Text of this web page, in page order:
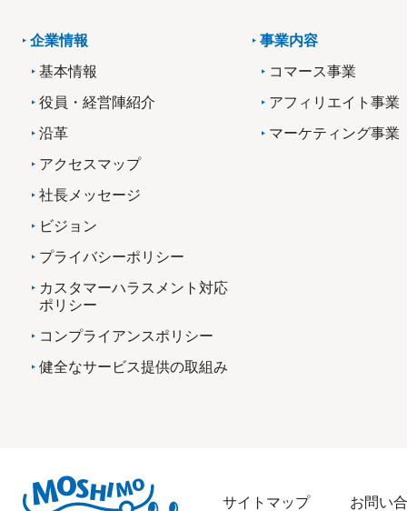
企業情報
基本情報
役員・経営陣紹介
沿革
アクセスマップ
社長メッセージ
ビジョン
プライバシーポリシー
カスタマーハラスメント対応
ポリシー
コンプライアンスポリシー
健全なサービス提供の取組み
事業内容
コマース事業
アフィリエイト事業
マーケティング事業
サイトマップ お問い